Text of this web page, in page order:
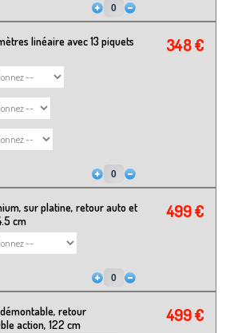
linéaire avec 13 piquets
348 €
sur platine, retour auto et
cm
499 €
retour
action, 122 cm
499 €